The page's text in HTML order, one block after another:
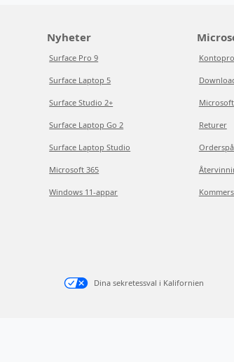
Nyheter
Surface Pro 9
Surface Laptop 5
Surface Studio 2+
Surface Laptop Go 2
Surface Laptop Studio
Microsoft 365
Windows 11-appar
Returer
Dina sekretessval i Kalifornien